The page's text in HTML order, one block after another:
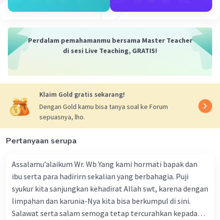
Perdalam pemahamanmu bersama Master Teacher
di sesi Live Teaching, GRATIS!
Klaim Gold gratis sekarang!
Dengan Gold kamu bisa tanya soal ke Forum
sepuasnya, lho.
Pertanyaan serupa
Assalamu’alaikum Wr. Wb Yang kami hormati bapak dan
ibu serta para hadirirn sekalian yang berbahagia. Puji
syukur kita sanjungkan kehadirat Allah swt, karena dengan
limpahan dan karunia-Nya kita bisa berkumpul di sini.
Salawat serta salam semoga tetap tercurahkan kepada